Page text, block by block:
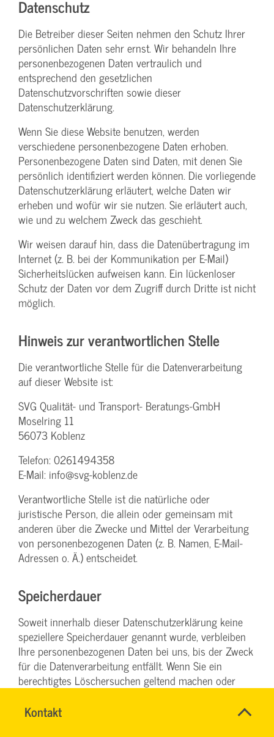
Kontakt
SYBILLE
Name*
Datenschutz
Die Betreiber dieser Seiten nehmen den Schutz Ihrer
persönlichen Daten sehr ernst. Wir behandeln Ihre
personenbezogenen Daten vertraulich und
entsprechend den gesetzlichen
Datenschutzvorschriften sowie dieser
Datenschutzerklärung.
Wenn Sie diese Website benutzen, werden
verschiedene personenbezogene Daten erhoben.
Personenbezogene Daten sind Daten, mit denen Sie
persönlich identifiziert werden können. Die vorliegende
Datenschutzerklärung erläutert, welche Daten wir
erheben und wofür wir sie nutzen. Sie erläutert auch,
wie und zu welchem Zweck das geschieht.
Wir weisen darauf hin, dass die Datenübertragung im
Internet (z. B. bei der Kommunikation per E-Mail)
Sicherheitslücken aufweisen kann. Ein lückenloser
Schutz der Daten vor dem Zugriff durch Dritte ist nicht
möglich.
Hinweis zur verantwortlichen Stelle
Die verantwortliche Stelle für die Datenverarbeitung
auf dieser Website ist:
SVG Qualität- und Transport- Beratungs-GmbH
Moselring 11
56073 Koblenz
Telefon: 0261494358
E-Mail: info@svg-koblenz.de
Verantwortliche Stelle ist die natürliche oder
juristische Person, die allein oder gemeinsam mit
anderen über die Zwecke und Mittel der Verarbeitung
von personenbezogenen Daten (z. B. Namen, E-Mail-
Adressen o. Ä.) entscheidet.
Speicherdauer
Soweit innerhalb dieser Datenschutzerklärung keine
speziellere Speicherdauer genannt wurde, verbleiben
Ihre personenbezogenen Daten bei uns, bis der Zweck
für die Datenverarbeitung entfällt. Wenn Sie ein
berechtigtes Löschersuchen geltend machen oder
werden Ihre Daten gelöscht, sofern wir keine anderen